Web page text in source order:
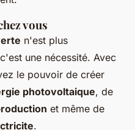
vous
n'est plus
une nécessité. Avec
le pouvoir de créer
photovoltaique, de
et même de
.